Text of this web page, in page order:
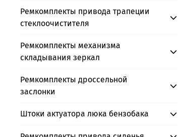
Ремкомплекты привода трапеции
стеклоочистителя
Ремкомплекты механизма
складывания зеркал
Ремкомплекты дроссельной
заслонки
Штоки актуатора люка бензобака